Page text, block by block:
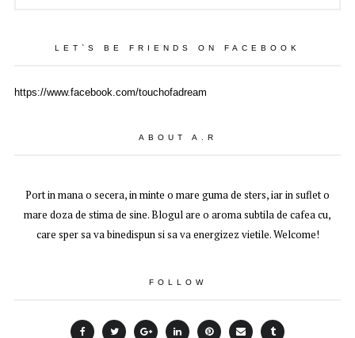
LET`S BE FRIENDS ON FACEBOOK
https://www.facebook.com/touchofadream
ABOUT A.R
Port in mana o secera, in minte o mare guma de sters, iar in suflet o
mare doza de stima de sine. Blogul are o aroma subtila de cafea cu,
care sper sa va binedispun si sa va energizez vietile. Welcome!
FOLLOW